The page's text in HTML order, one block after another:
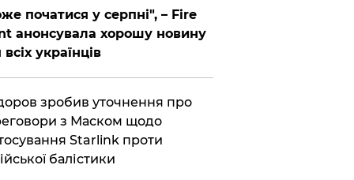
початися у серпні", – Fire
анонсувала хорошу новину
українців
зробив уточнення про
з Маском щодо
Starlink проти
балістики